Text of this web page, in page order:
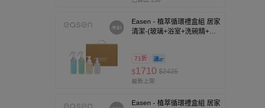
Easen - 植萃循環禮盒組 居家
清潔-(玻璃+浴室+洗碗精+洗
71折
$1710 $2425
最新上架
Easen - 植萃循環禮盒組 居家